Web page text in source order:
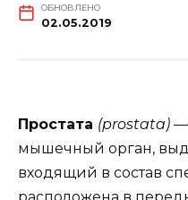
ОБНОВЛЕНО
02.05.2019
Простата (prostata) —
мышечный орган,
входящий в состав